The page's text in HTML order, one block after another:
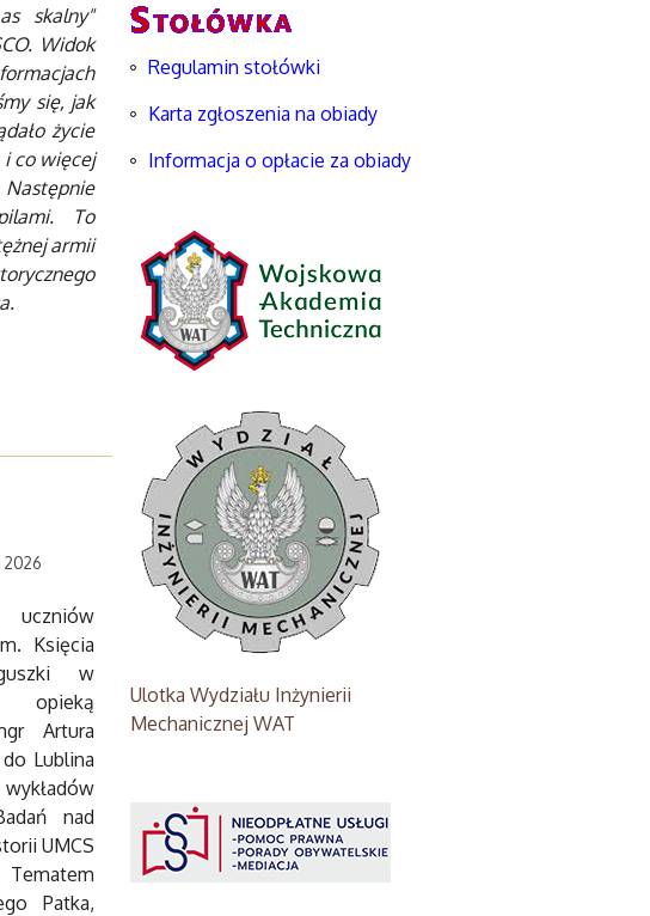
skalny"
Widok
się, jak
życie
co więcej
To
armii
Księcia
w
opieką
Artura
Lublina
nad
UMCS
Tematem
Patka,
Regulamin stołówki
Karta zgłoszenia na obiady
Informacja o opłacie za obiady
Ulotka Wydziału Inżynierii
Mechanicznej WAT